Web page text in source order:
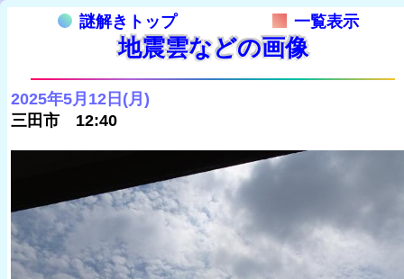
謎解きトップ 一覧表示
地震雲などの画像
2025年5月12日(月)
三田市 12:40